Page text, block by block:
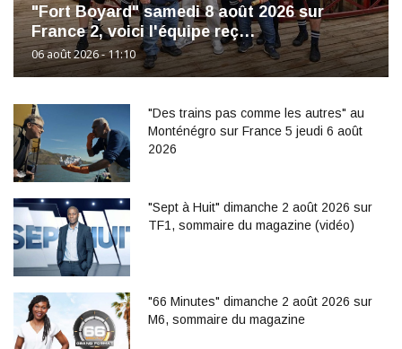
"Fort Boyard" samedi 8 août 2026 sur
France 2, voici l'équipe reç…
06 août 2026 - 11:10
"Des trains pas comme les autres" au
Monténégro sur France 5 jeudi 6 août
2026
"Sept à Huit" dimanche 2 août 2026 sur
TF1, sommaire du magazine (vidéo)
"66 Minutes" dimanche 2 août 2026 sur
M6, sommaire du magazine